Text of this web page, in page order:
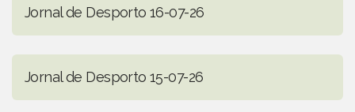
Jornal de Desporto 16-07-26
Jornal de Desporto 15-07-26